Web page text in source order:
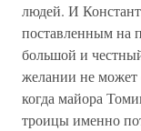
людей. И
поставленным на
большой и
желании не
когда майора
троицы именно